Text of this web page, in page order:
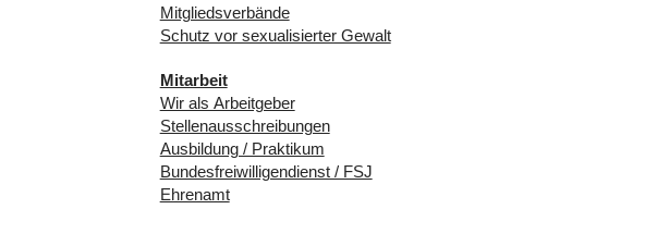
Mitgliedsverbände
Schutz vor sexualisierter Gewalt
Mitarbeit
Wir als Arbeitgeber
Stellenausschreibungen
Ausbildung / Praktikum
Bundesfreiwilligendienst / FSJ
Ehrenamt